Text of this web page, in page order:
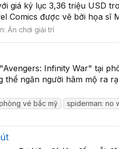
kỷ lục 3,36 triệu USD
Comics được vẽ bởi họa sĩ
Ăn chơi giải trí
Infinity War" tại
ngăn người hâm mộ ra
vé bắc mỹ spiderman: no